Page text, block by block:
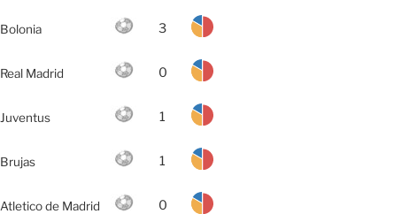
Bolonia 3
Real Madrid 0
Juventus 1
Brujas 1
Atletico de Madrid 0